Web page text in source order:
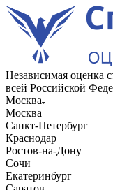
Независимая оценка
всей Российской
Москва
Москва
Санкт-Петербург
Краснодар
Ростов-на-Дону
Сочи
Екатеринбург